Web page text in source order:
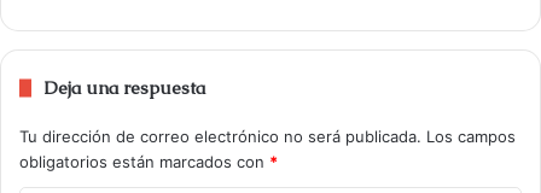
Deja una respuesta
Tu dirección de correo electrónico no será publicada. Los campos
obligatorios están marcados con *